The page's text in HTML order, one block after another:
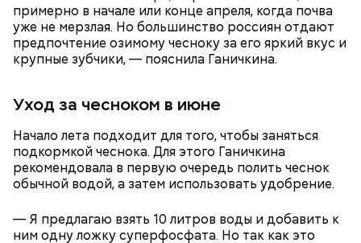
примерно в начале или конце апреля, когда почва
уже не мерзлая. Но большинство россиян отдают
предпочтение озимому чесноку за его яркий вкус и
крупные зубчики, — пояснила Ганичкина.
Уход за чесноком в июне
Начало лета подходит для того, чтобы заняться
подкормкой чеснока. Для этого Ганичкина
рекомендовала в первую очередь полить чеснок
обычной водой, а затем использовать удобрение.
— Я предлагаю взять 10 литров воды и добавить к
ним одну ложку суперфосфата. Но так как это
Противень ставится в духовку, разогретую до 180–
190 градусов. Спагетти из кабачка нужно запекать
25–30 минут.